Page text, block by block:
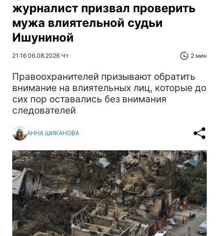
журналист призвал проверить
мужа влиятельной судьи
Ишуниной
21:16 06.08.2026 Чт 2 мин
Правоохранителей призывают обратить
внимание на влиятельных лиц, которые до
сих пор оставались без внимания
следователей
АННА ШИКАНОВА